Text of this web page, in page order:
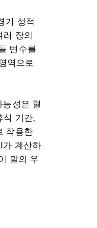
기 성적
장의
변수를
역으로
성은 혈
식 기간,
작용한
계산하
말의 우